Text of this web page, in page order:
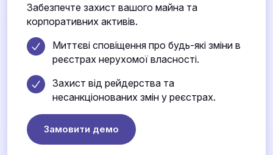
Забезпечте захист вашого майна та
корпоративних активів.
Миттєві сповіщення про будь-які зміни в
реєстрах нерухомої власності.
Захист від рейдерства та
несанкціонованих змін у реєстрах.
Замовити демо